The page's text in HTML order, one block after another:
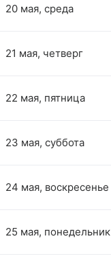
20 мая, среда
21 мая, четверг
22 мая, пятница
23 мая, суббота
24 мая, воскресенье
25 мая, понедельник